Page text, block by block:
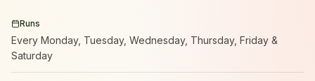
Runs
Every Monday, Tuesday, Wednesday, Thursday, Friday &
Saturday